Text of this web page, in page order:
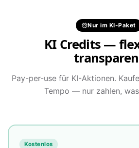
Nur im KI-Paket
KI Credits —
Pay-per-use für KI-Aktionen.
Tempo — nur zahlen,
Kostenlos